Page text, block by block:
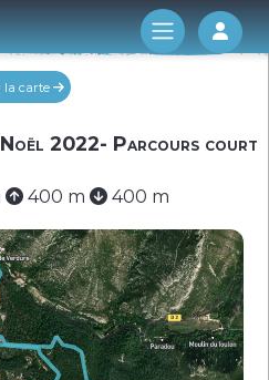
Log
la carte
2022- Parcours court
400 m 400 m